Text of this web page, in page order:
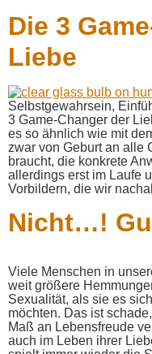
Die 3
Liebe
Selbstgewahrsein,
3 Game-Changer
es so ähnlich wie mit
zwar von Geburt an alle
braucht, die konkrete
allerdings erst im Laufe
Vorbildern, die wir
Nicht…!
Viele Menschen in
weit größere
Sexualität, als sie es
möchten. Das ist
Maß an Lebensfreude
auch im Leben ihrer